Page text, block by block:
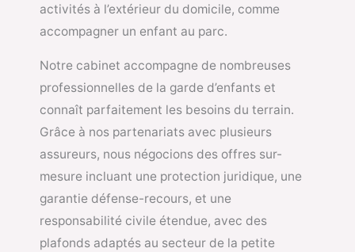
activités à l’extérieur du domicile, comme
accompagner un enfant au parc.
Notre cabinet accompagne de nombreuses
professionnelles de la garde d’enfants et
connaît parfaitement les besoins du terrain.
Grâce à nos partenariats avec plusieurs
assureurs, nous négocions des offres sur-
mesure incluant une protection juridique, une
garantie défense-recours, et une
responsabilité civile étendue, avec des
plafonds adaptés au secteur de la petite